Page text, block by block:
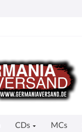
CDs MCs